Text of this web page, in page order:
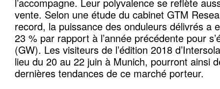
vente. Selon une étude du cabinet GTM
record, la puissance des onduleurs délivrés a
23 % par rapport à l’année précédente pour
(GW). Les visiteurs de l’édition 2018
lieu du 20 au 22 juin à Munich, pourront ainsi
dernières tendances de ce marché porteur.